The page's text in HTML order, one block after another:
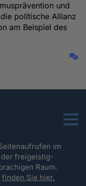
und
politische Allianz
am Beispiel des
Menu
im
freigeistig-
Raum.
finden Sie hier.